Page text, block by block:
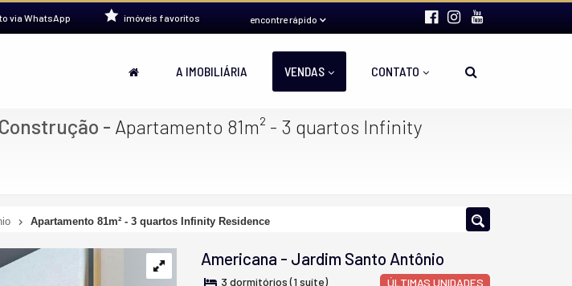
via WhatsApp encontre rápido
imóveis favoritos
A IMOBILIÁRIA VENDAS CONTATO
- Apartamento 81m² - 3 quartos Infinity
Apartamento 81m² - 3 quartos Infinity Residence
Americana - Jardim Santo Antônio
ÚLTIMAS UNIDADES
3 dormitórios (1 suíte)